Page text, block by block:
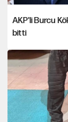
AKP'li Burcu
bitti